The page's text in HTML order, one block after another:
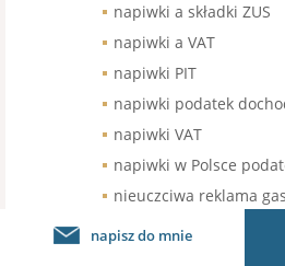
napiwki a składki ZUS
napiwki a VAT
napiwki PIT
napiwki podatek
napiwki VAT
napiwki w Polsce
nieuczciwa reklama
nieuczciwe praktyki
napisz do mnie